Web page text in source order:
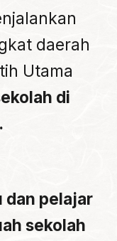
daerah
Utama
di
dan pelajar
sekolah